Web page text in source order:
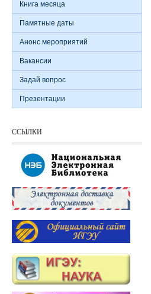
Книга месяца
Памятные даты
Анонс мероприятий
Вакансии
Задай вопрос
Презентации
ССЫЛКИ